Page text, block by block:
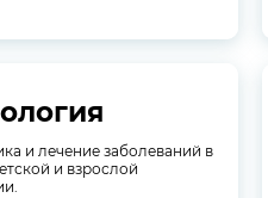
и лечение заболеваний в
и взрослой
и лечение заболеваний в
и взрослой